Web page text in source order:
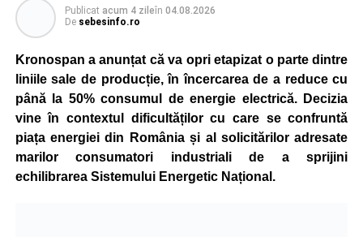
Publicat acum 4 zileîn 04.08.2026
De sebesinfo.ro
Kronospan a anunțat că va opri etapizat o parte dintre
liniile sale de producție, în încercarea de a reduce cu
până la 50% consumul de energie electrică. Decizia
vine în contextul dificultăților cu care se confruntă
piața energiei din România și al solicitărilor adresate
marilor consumatori industriali de a sprijini
echilibrarea Sistemului Energetic Național.